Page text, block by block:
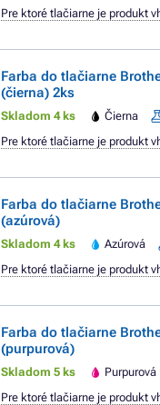
Pre ktoré tlačiarne je produkt
Farba do tlačiarne
(čierna) 2ks
Skladom 4 ks Čierna
Pre ktoré tlačiarne je produkt
Farba do tlačiarne
(azúrová)
Skladom 4 ks Azúrová
Pre ktoré tlačiarne je produkt
Farba do tlačiarne
(purpurová)
Skladom 5 ks Purpurová
Pre ktoré tlačiarne je produkt